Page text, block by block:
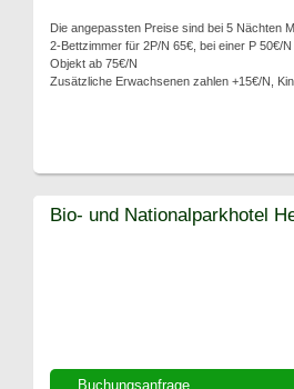
Die angepassten Preise sind bei 5 Nächten
2-Bettzimmer für 2P/N 65€, bei einer P 50€/N
Objekt ab 75€/N
Zusätzliche Erwachsenen zahlen +15€/N,
Buchungsanfrage
Bio- und Nationalparkhotel